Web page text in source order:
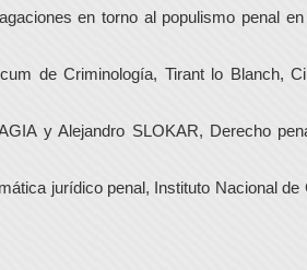
en torno al populismo penal
de Criminología, Tirant lo Blanch,
y Alejandro SLOKAR, Derecho
jurídico penal, Instituto Nacional de